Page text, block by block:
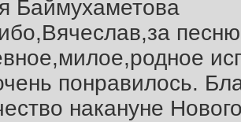
Баймухаметова
понравилось.
накануне